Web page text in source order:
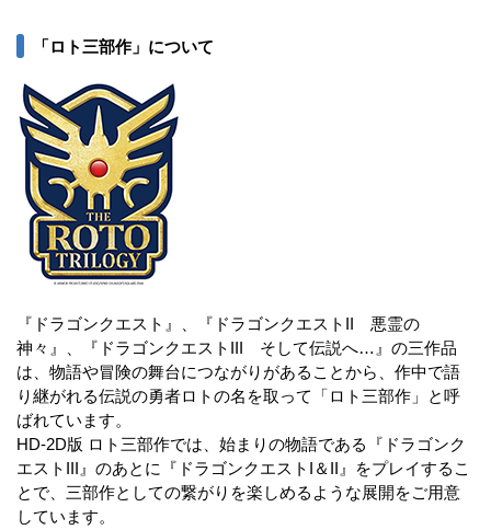
「ロト三部作」について
『ドラゴンクエスト』、『ドラゴンクエストII 悪霊の
神々』、『ドラゴンクエストIII そして伝説へ…』の三作品
は、物語や冒険の舞台につながりがあることから、作中で語
り継がれる伝説の勇者ロトの名を取って「ロト三部作」と呼
ばれています。
HD-2D版 ロト三部作では、始まりの物語である『ドラゴンク
エストIII』のあとに『ドラゴンクエストI＆II』をプレイするこ
とで、三部作としての繋がりを楽しめるような展開をご用意
しています。